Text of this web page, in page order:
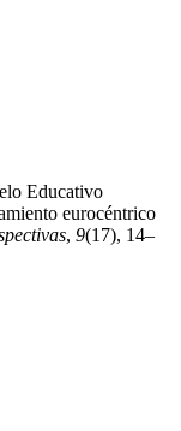
Educativo
eurocéntrico
, 9(17), 14–